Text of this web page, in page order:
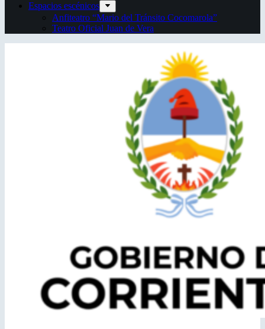
Espacios escénicos
Anfiteatro “Mario del Tránsito Cocomarola”
Teatro Oficial Juan de Vera